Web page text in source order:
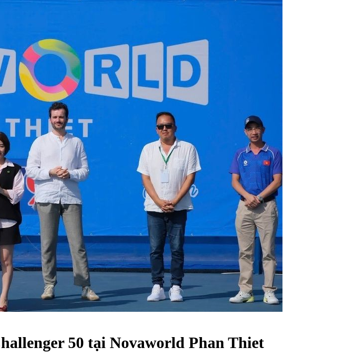
50 tại Novaworld Phan Thiet